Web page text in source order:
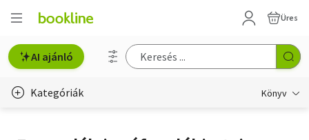
Üres
AI ajánló
Kategóriák Könyv